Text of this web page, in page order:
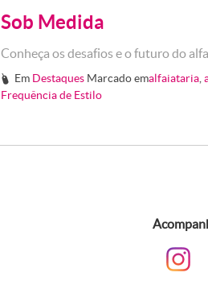
Sob Medida
Conheça os desafios e o futuro do
# Em Destaques Marcado emalfaiataria ,
Frequência de Estilo